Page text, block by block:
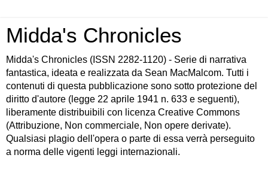
Midda's Chronicles
Midda's Chronicles (ISSN 2282-1120) - Serie di narrativa
fantastica, ideata e realizzata da Sean MacMalcom. Tutti i
contenuti di questa pubblicazione sono sotto protezione del
diritto d'autore (legge 22 aprile 1941 n. 633 e seguenti),
liberamente distribuibili con licenza Creative Commons
(Attribuzione, Non commerciale, Non opere derivate).
Qualsiasi plagio dell'opera o parte di essa verrà perseguito
a norma delle vigenti leggi internazionali.